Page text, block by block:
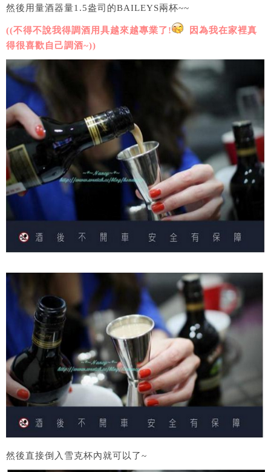
然後用量酒器量1.5盎司的BAILEYS兩杯~~
((不得不說我得調酒用具越來越專業了!
因為我在家裡真
得很喜歡自己調酒~))
然後直接倒入雪克杯內就可以了~